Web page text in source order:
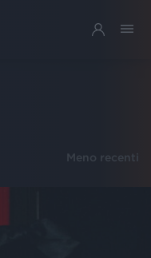
Meno recenti